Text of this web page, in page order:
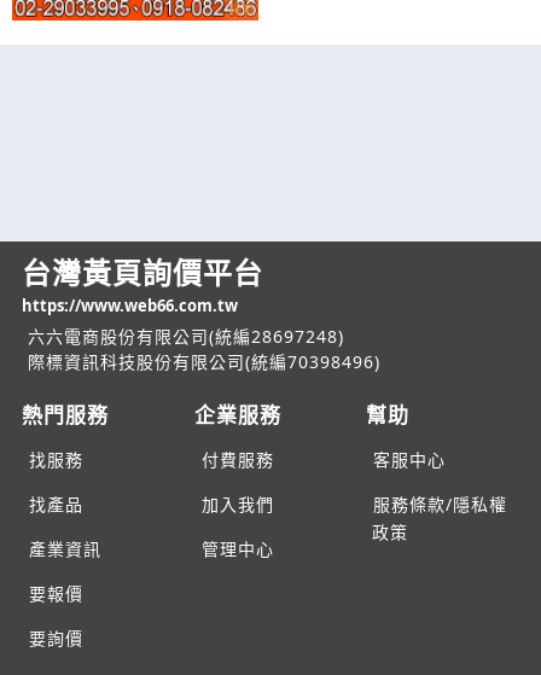
台灣黃頁詢價平台
https://www.web66.com.tw
六六電商股份有限公司(統編28697248)
際標資訊科技股份有限公司(統編70398496)
熱門服務
找服務
找產品
產業資訊
要報價
要詢價
企業服務
付費服務
加入我們
管理中心
幫助
客服中心
服務條款/隱私權
政策